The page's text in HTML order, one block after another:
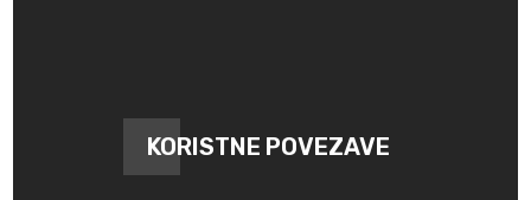
KORISTNE POVEZAVE